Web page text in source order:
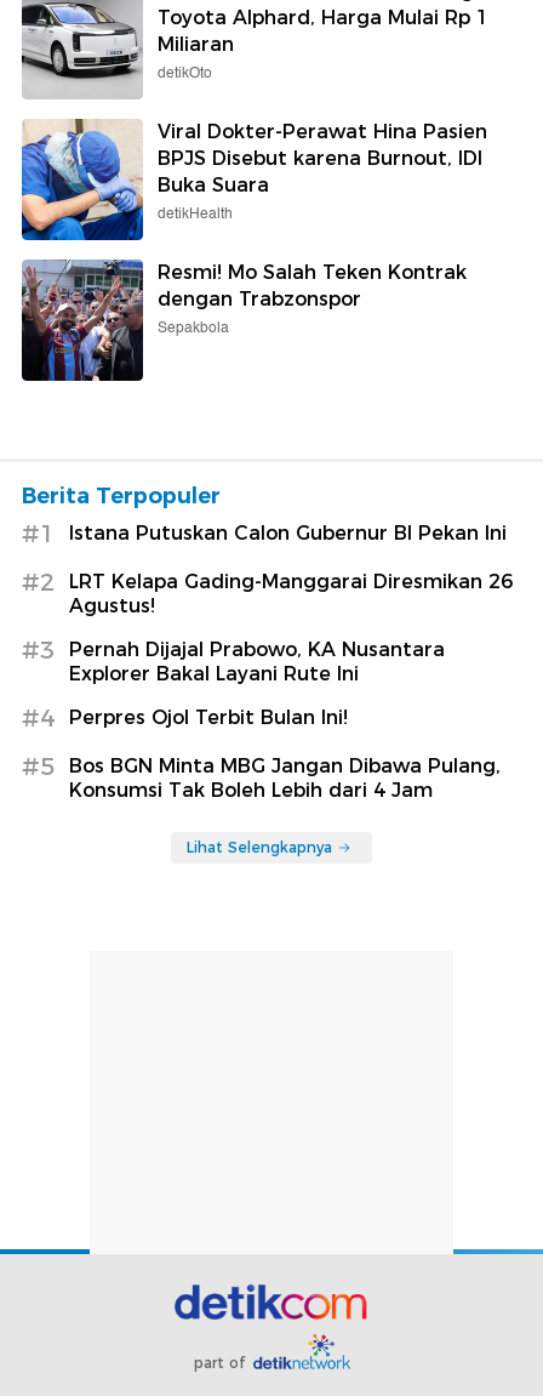
Toyota Alphard, Harga Mulai Rp 1
Miliaran
detikOto
Viral Dokter-Perawat Hina Pasien
BPJS Disebut karena Burnout, IDI
Buka Suara
detikHealth
Resmi! Mo Salah Teken Kontrak
dengan Trabzonspor
Sepakbola
Berita Terpopuler
#1 Istana Putuskan Calon Gubernur BI Pekan Ini
#2
LRT Kelapa Gading-Manggarai Diresmikan 26
Agustus!
#3
Pernah Dijajal Prabowo, KA Nusantara
Explorer Bakal Layani Rute Ini
#4 Perpres Ojol Terbit Bulan Ini!
#5
Bos BGN Minta MBG Jangan Dibawa Pulang,
Konsumsi Tak Boleh Lebih dari 4 Jam
Lihat Selengkapnya
part of